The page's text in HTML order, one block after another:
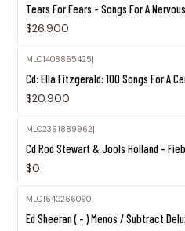
Tears For Fears - Songs For A
$26.900
MLC1408865425|
Cd: Ella Fitzgerald: 100 Songs For A
$20.900
MLC2391889962|
Cd Rod Stewart & Jools Holland -
$0
MLC1640266090|
Ed Sheeran ( - ) Menos / Subtract